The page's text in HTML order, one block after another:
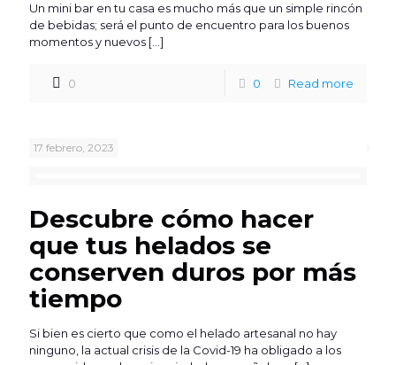
Un mini bar en tu casa es mucho más que un simple rincón
de bebidas; será el punto de encuentro para los buenos
momentos y nuevos […]
0 0 Read more
17 febrero, 2023
Descubre cómo hacer
que tus helados se
conserven duros por más
tiempo
Si bien es cierto que como el helado artesanal no hay
ninguno, la actual crisis de la Covid-19 ha obligado a los